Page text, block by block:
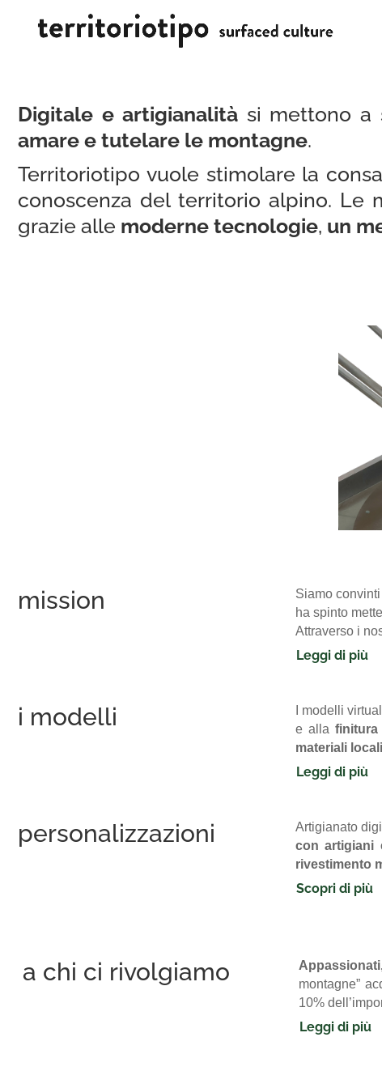
Digitale e artigianalità si mettono a
amare e tutelare le montagne.
Territoriotipo vuole stimolare la
conoscenza del territorio alpino. Le
grazie alle moderne tecnologie, un
mission Siamo
ha spinto
Attraverso i
Leggi di più
i modelli I modelli
e alla finitura
materiali locali
Leggi di più
personalizzazioni Artigianato
con artigiani
rivestimento
Scopri di più
a chi ci rivolgiamo
montagne”
10%
Leggi di più